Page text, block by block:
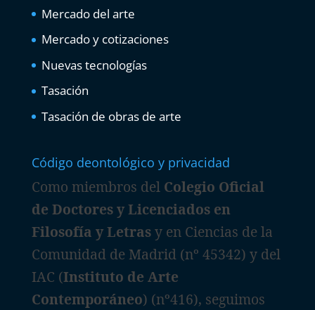
Mercado del arte
Mercado y cotizaciones
Nuevas tecnologías
Tasación
Tasación de obras de arte
Código deontológico y privacidad
Como miembros delColegio Oficial
de Doctores y Licenciados en
Filosofía y Letrasy en Ciencias de la
Comunidad de Madrid (nº 45342) y del
IAC (Instituto de Arte
Contemporáneo) (nº416), seguimos